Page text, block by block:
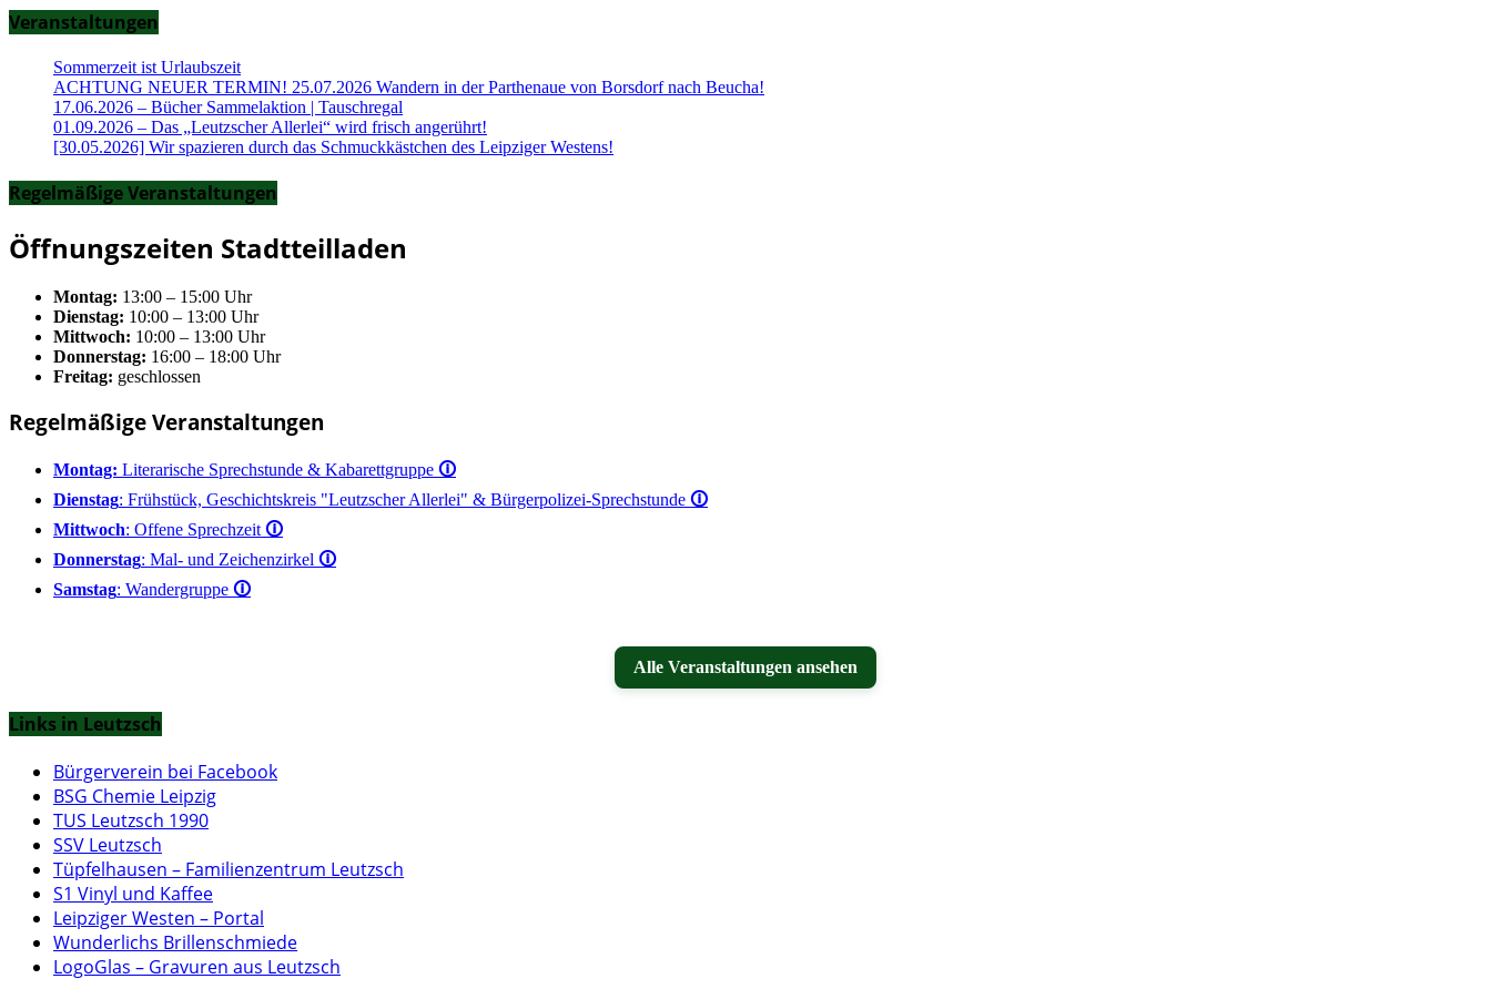
Veranstaltungen
Sommerzeit ist Urlaubszeit
ACHTUNG NEUER TERMIN! 25.07.2026 Wandern in der Parthenaue von Borsdorf nach Beucha!
17.06.2026 – Bücher Sammelaktion | Tauschregal
01.09.2026 – Das „Leutzscher Allerlei“ wird frisch angerührt!
[30.05.2026] Wir spazieren durch das Schmuckkästchen des Leipziger Westens!
Regelmäßige Veranstaltungen
Öffnungszeiten Stadtteilladen
Montag: 13:00 – 15:00 Uhr
Dienstag: 10:00 – 13:00 Uhr
Mittwoch: 10:00 – 13:00 Uhr
Donnerstag: 16:00 – 18:00 Uhr
Freitag: geschlossen
Regelmäßige Veranstaltungen
Montag: Literarische Sprechstunde & Kabarettgruppe 🛈
Dienstag: Frühstück, Geschichtskreis "Leutzscher Allerlei" & Bürgerpolizei-Sprechstunde 🛈
Mittwoch: Offene Sprechzeit 🛈
Donnerstag: Mal- und Zeichenzirkel 🛈
Samstag: Wandergruppe 🛈
Alle Veranstaltungen ansehen
Links in Leutzsch
Bürgerverein bei Facebook
BSG Chemie Leipzig
TUS Leutzsch 1990
SSV Leutzsch
Tüpfelhausen – Familienzentrum Leutzsch
S1 Vinyl und Kaffee
Leipziger Westen – Portal
Wunderlichs Brillenschmiede
LogoGlas – Gravuren aus Leutzsch